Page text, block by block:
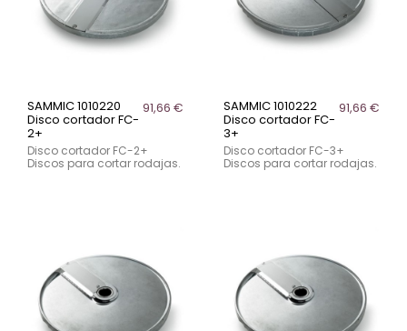
SAMMIC 1010220
Disco cortador FC-
2+
91,66 €
Disco cortador FC-2+
Discos para cortar rodajas.
SAMMIC 1010222
Disco cortador FC-
3+
91,66 €
Disco cortador FC-3+
Discos para cortar rodajas.